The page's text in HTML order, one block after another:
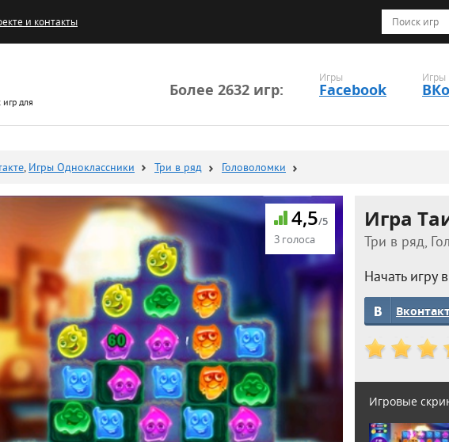
и контакты
Более 2632 игр:
Игры
Facebook
Игры
игр для
, Игры Одноклассники Три в ряд Головоломки
4,5/5
3 голоса
Игра
Три в ряд,
Начать игру в
Игровые